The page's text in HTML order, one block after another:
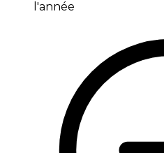
l'année